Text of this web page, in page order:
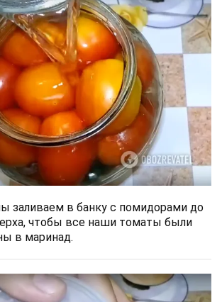
заливаем в банку с помидорами до
чтобы все наши томаты были
в маринад.